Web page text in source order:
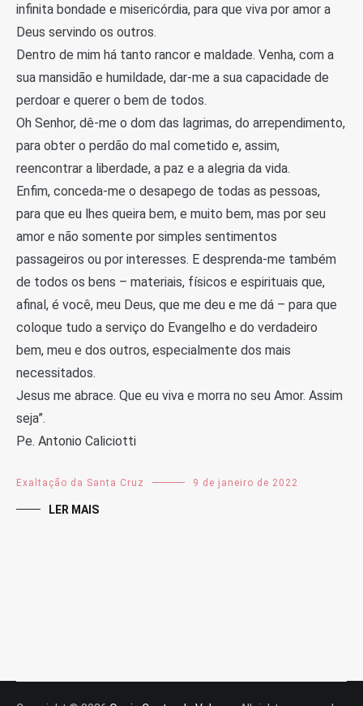
infinita bondade e misericórdia, para que viva por amor a
Deus servindo os outros.
Dentro de mim há tanto rancor e maldade. Venha, com a
sua mansidão e humildade, dar-me a sua capacidade de
perdoar e querer o bem de todos.
Oh Senhor, dê-me o dom das lagrimas, do arrependimento,
para obter o perdão do mal cometido e, assim,
reencontrar a liberdade, a paz e a alegria da vida.
Enfim, conceda-me o desapego de todas as pessoas,
para que eu lhes queira bem, e muito bem, mas por seu
amor e não somente por simples sentimentos
passageiros ou por interesses. E desprenda-me também
de todos os bens – materiais, físicos e espirituais que,
afinal, é você, meu Deus, que me deu e me dá – para que
coloque tudo a serviço do Evangelho e do verdadeiro
bem, meu e dos outros, especialmente dos mais
necessitados.
Jesus me abrace. Que eu viva e morra no seu Amor. Assim
seja”.
Pe. Antonio Caliciotti
Exaltação da Santa Cruz 9 de janeiro de 2022
LER MAIS